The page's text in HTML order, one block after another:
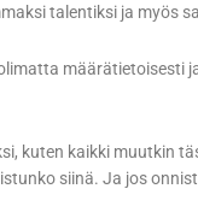
talentiksi ja myös
määrätietoisesti
kuten kaikki muutkin
siinä. Ja jos